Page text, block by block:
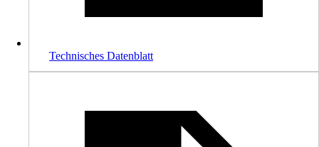
Technisches Datenblatt